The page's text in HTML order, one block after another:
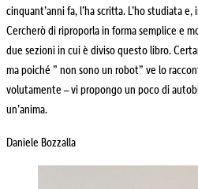
cinquant’anni fa, l’ha scritta. L’ho studiata
Cercherò di riproporla in forma semplice e
due sezioni in cui è diviso questo libro.
ma poiché ” non sono un robot” ve lo
volutamente – vi propongo un poco di
un’anima.
Daniele Bozzalla